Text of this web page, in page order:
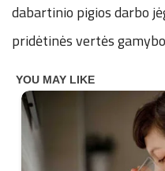
dabartinio pigios darbo
pridėtinės vertės